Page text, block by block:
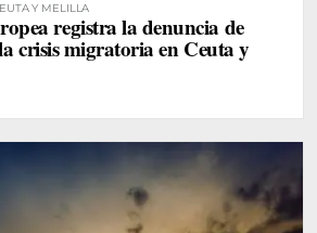
Y MELILLA
registra la denuncia de
crisis migratoria en Ceuta y